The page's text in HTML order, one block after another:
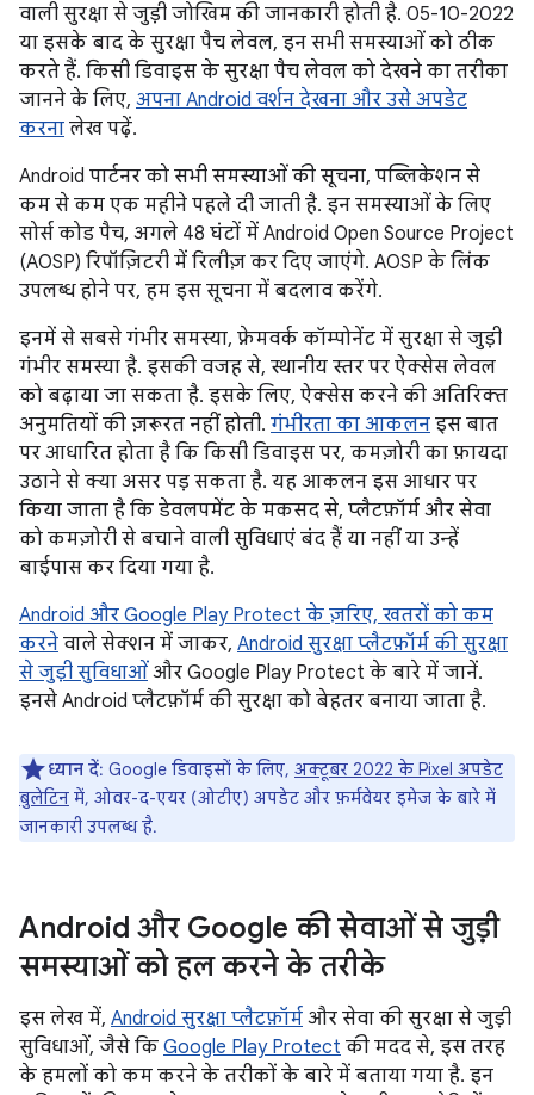
वाली सुरक्षा से जुड़ी जोखिम की जानकारी होती है. 05-10-2022
या इसके बाद के सुरक्षा पैच लेवल, इन सभी समस्याओं को ठीक
करते हैं. किसी डिवाइस के सुरक्षा पैच लेवल को देखने का तरीका
जानने के लिए, अपना Android वर्शन देखना और उसे अपडेट
करना लेख पढ़ें.
Android पार्टनर को सभी समस्याओं की सूचना, पब्लिकेशन से
कम से कम एक महीने पहले दी जाती है. इन समस्याओं के लिए
सोर्स कोड पैच, अगले 48 घंटों में Android Open Source Project
(AOSP) रिपॉज़िटरी में रिलीज़ कर दिए जाएंगे. AOSP के लिंक
उपलब्ध होने पर, हम इस सूचना में बदलाव करेंगे.
इनमें से सबसे गंभीर समस्या, फ़्रेमवर्क कॉम्पोनेंट में सुरक्षा से जुड़ी
गंभीर समस्या है. इसकी वजह से, स्थानीय स्तर पर ऐक्सेस लेवल
को बढ़ाया जा सकता है. इसके लिए, ऐक्सेस करने की अतिरिक्त
अनुमतियों की ज़रूरत नहीं होती. गंभीरता का आकलन इस बात
पर आधारित होता है कि किसी डिवाइस पर, कमज़ोरी का फ़ायदा
उठाने से क्या असर पड़ सकता है. यह आकलन इस आधार पर
किया जाता है कि डेवलपमेंट के मकसद से, प्लैटफ़ॉर्म और सेवा
को कमज़ोरी से बचाने वाली सुविधाएं बंद हैं या नहीं या उन्हें
बाईपास कर दिया गया है.
Android और Google Play Protect के ज़रिए, खतरों को कम
करने वाले सेक्शन में जाकर, Android सुरक्षा प्लैटफ़ॉर्म की सुरक्षा
से जुड़ी सुविधाओं और Google Play Protect के बारे में जानें.
इनसे Android प्लैटफ़ॉर्म की सुरक्षा को बेहतर बनाया जाता है.
ध्यान दें: Google डिवाइसों के लिए, अक्टूबर 2022 के Pixel अपडेट
बुलेटिन में, ओवर-द-एयर (ओटीए) अपडेट और फ़र्मवेयर इमेज के बारे में
जानकारी उपलब्ध है.
Android और Google की सेवाओं से जुड़ी
समस्याओं को हल करने के तरीके
इस लेख में, Android सुरक्षा प्लैटफ़ॉर्म और सेवा की सुरक्षा से जुड़ी
सुविधाओं, जैसे कि Google Play Protect की मदद से, इस तरह
के हमलों को कम करने के तरीकों के बारे में बताया गया है. इन